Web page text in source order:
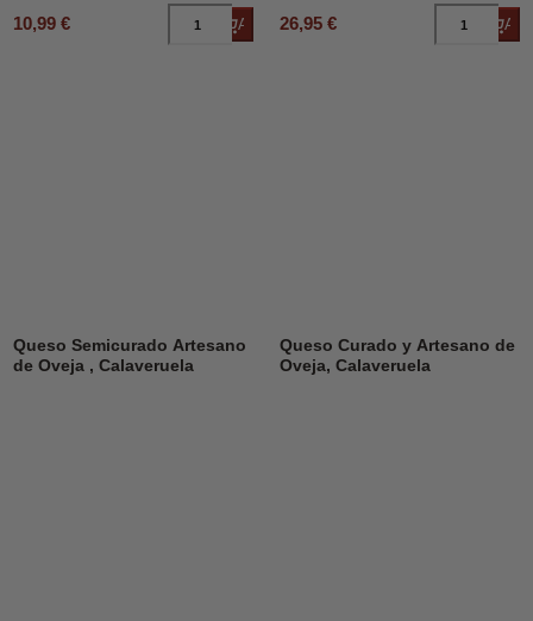
10,99 € Añadir al carrito
26,95 €
Queso Semicurado Artesano
de Oveja , Calaveruela
Queso Curado y Artesano de
Oveja, Calaveruela